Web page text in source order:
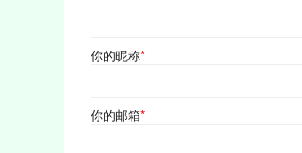
你的昵称*
你的邮箱*